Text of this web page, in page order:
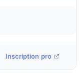
Inscription pro